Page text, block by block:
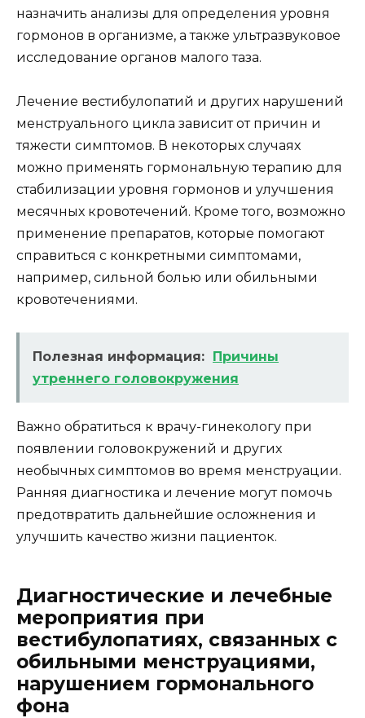
назначить анализы для определения уровня
гормонов в организме, а также ультразвуковое
исследование органов малого таза.
Лечение вестибулопатий и других нарушений
менструального цикла зависит от причин и
тяжести симптомов. В некоторых случаях
можно применять гормональную терапию для
стабилизации уровня гормонов и улучшения
месячных кровотечений. Кроме того, возможно
применение препаратов, которые помогают
справиться с конкретными симптомами,
например, сильной болью или обильными
кровотечениями.
Полезная информация: Причины
утреннего головокружения
Важно обратиться к врачу-гинекологу при
появлении головокружений и других
необычных симптомов во время менструации.
Ранняя диагностика и лечение могут помочь
предотвратить дальнейшие осложнения и
улучшить качество жизни пациенток.
Диагностические и лечебные
мероприятия при
вестибулопатиях, связанных с
обильными менструациями,
нарушением гормонального
фона